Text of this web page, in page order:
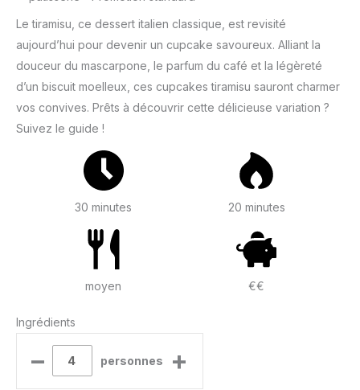
Le tiramisu, ce dessert italien classique, est revisité
aujourd’hui pour devenir un cupcake savoureux. Alliant la
douceur du mascarpone, le parfum du café et la légèreté
d’un biscuit moelleux, ces cupcakes tiramisu sauront charmer
vos convives. Prêts à découvrir cette délicieuse variation ?
Suivez le guide !
30 minutes 20 minutes
moyen €€
Ingrédients
– personnes +